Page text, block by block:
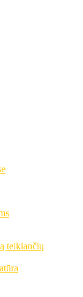
teikiančių